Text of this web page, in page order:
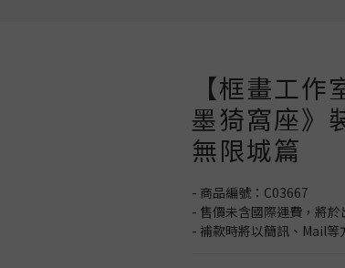
【框畫工
墨猗窩座》
無限城篇
- 商品編號：C03667
- 售價未含國際運費，將
- 補款時將以簡訊、Mail等